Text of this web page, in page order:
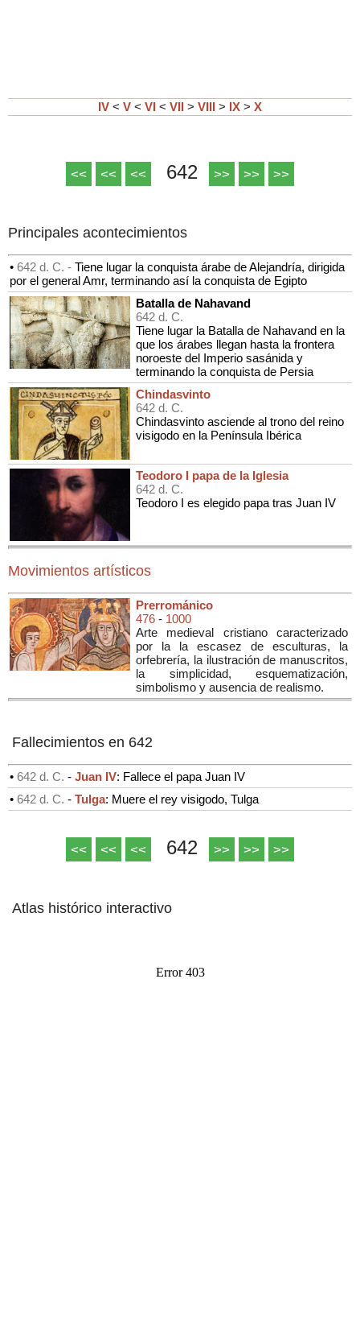
IV < V < VI < VII > VIII > IX > X
<< << << 642 >> >> >>
Principales acontecimientos
• 642 d. C. - Tiene lugar la conquista árabe de Alejandría, dirigida
por el general Amr, terminando así la conquista de Egipto
Batalla de Nahavand
642 d. C.
Tiene lugar la Batalla de Nahavand en la
que los árabes llegan hasta la frontera
noroeste del Imperio sasánida y
terminando la conquista de Persia
Chindasvinto
642 d. C.
Chindasvinto asciende al trono del reino
visigodo en la Península Ibérica
Teodoro I papa de la Iglesia
642 d. C.
Teodoro I es elegido papa tras Juan IV
Movimientos artísticos
Prerrománico
476 - 1000
Arte medieval cristiano caracterizado
por la la escasez de esculturas, la
orfebrería, la ilustración de manuscritos,
la simplicidad, esquematización,
simbolismo y ausencia de realismo.
Fallecimientos en 642
• 642 d. C. - Juan IV: Fallece el papa Juan IV
• 642 d. C. - Tulga: Muere el rey visigodo, Tulga
<< << << 642 >> >> >>
Atlas histórico interactivo